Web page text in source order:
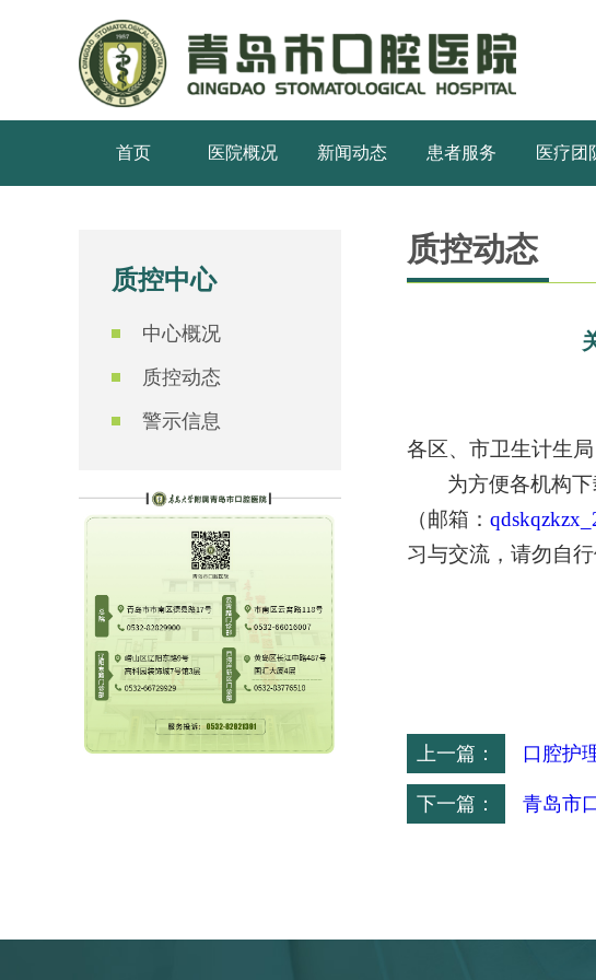
首页 医院概况 新闻动态 患者服务 医疗团
质控中心
中心概况
质控动态
警示信息
质控动态
各区、市卫生计生
为方便各机构
（邮箱：
习与交流，请勿自
上一篇： 口腔护
下一篇： 青岛市